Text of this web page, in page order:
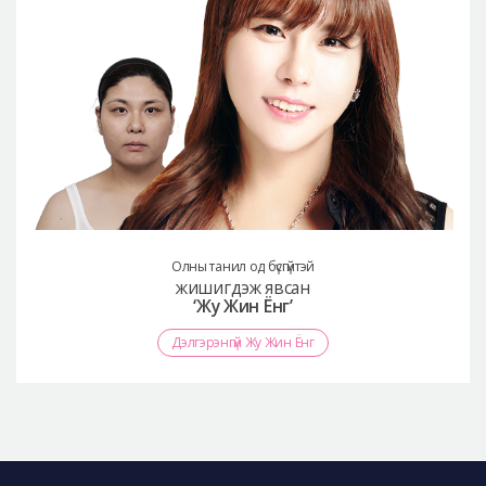
Олны танил од бүсгүйтэй
жишигдэж явсан
‘Жу Жин Ёнг’
Дэлгэрэнгүй Жу Жин Ёнг